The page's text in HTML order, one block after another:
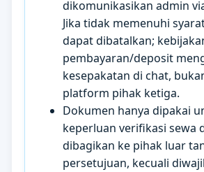
dikomunikasikan admin
Jika tidak memenuhi
dapat dibatalkan;
pembayaran/deposit
kesepakatan di chat,
platform pihak ketiga.
Dokumen hanya dipakai
keperluan verifikasi sewa
dibagikan ke pihak luar
persetujuan, kecuali